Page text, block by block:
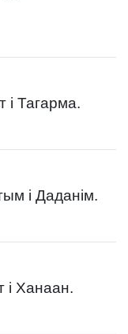
Тагарма.
і Даданім.
Ханаан.